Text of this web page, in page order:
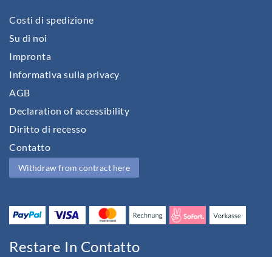
Costi di spedizione
Su di noi
Impronta
Informativa sulla privacy
AGB
Declaration of accessibility
Diritto di recesso
Contatto
Withdraw from contract here
Restare In Contatto